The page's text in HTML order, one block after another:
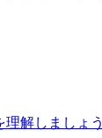
解しましょう